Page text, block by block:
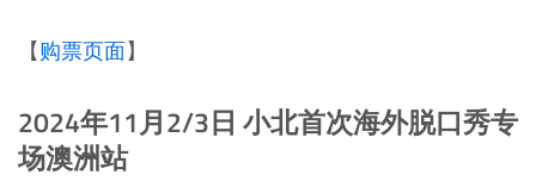
【购票页面】
2024年11月2/3日 小北首次海外脱口秀专
场澳洲站